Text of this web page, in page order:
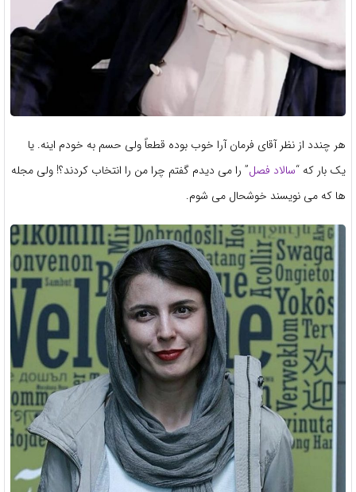
هر چندد از نظر آقای فرمان آرا خوب بوده قطعاً ولی حسم به خودم اینه. یا
یک بار که “سالاد فصل” را می دیدم گفتم چرا من را انتخاب کردند؟! ولی مجله
ها که می نویسند خوشحال می شوم.